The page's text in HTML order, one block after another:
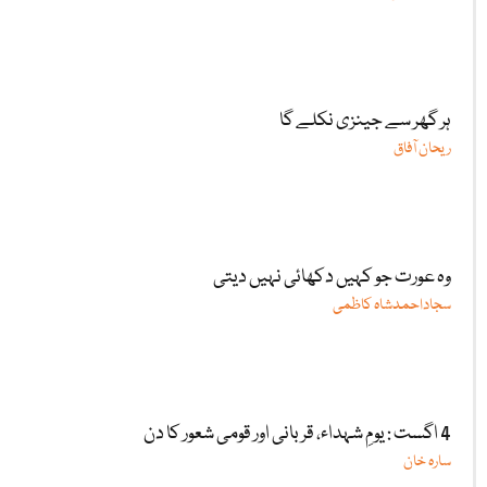
ہر گھر سے جینزی نکلے گا
ریحان آفاق
وہ عورت جو کہیں دکھائی نہیں دیتی
سجاداحمدشاہ کاظمی
4 اگست : یومِ شہداء، قربانی اور قومی شعور کا دن
سارہ خان